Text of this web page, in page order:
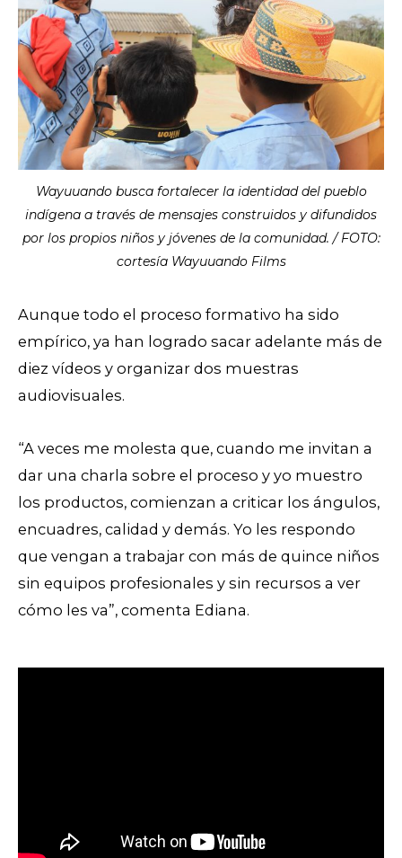
Wayuuando busca fortalecer la identidad del pueblo
indígena a través de mensajes construidos y difundidos
por los propios niños y jóvenes de la comunidad. / FOTO:
cortesía Wayuuando Films
Aunque todo el proceso formativo ha sido
empírico, ya han logrado sacar adelante más de
diez vídeos y organizar dos muestras
audiovisuales.
“A veces me molesta que, cuando me invitan a
dar una charla sobre el proceso y yo muestro
los productos, comienzan a criticar los ángulos,
encuadres, calidad y demás. Yo les respondo
que vengan a trabajar con más de quince niños
sin equipos profesionales y sin recursos a ver
cómo les va”, comenta Ediana.